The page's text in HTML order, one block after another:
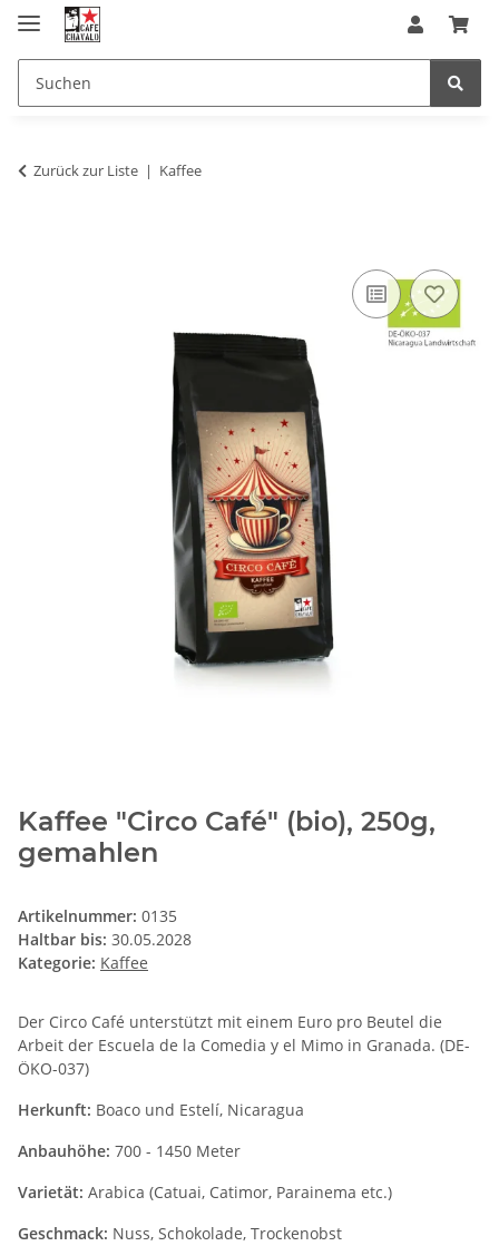
Zurück zur Liste Kaffee
Kaffee "Circo Café" (bio), 250g,
gemahlen
Artikelnummer: 0135
Haltbar bis: 30.05.2028
Kategorie: Kaffee
Der Circo Café unterstützt mit einem Euro pro Beutel die
Arbeit der Escuela de la Comedia y el Mimo in Granada. (DE-
ÖKO-037)
Herkunft: Boaco und Estelí, Nicaragua
Anbauhöhe: 700 - 1450 Meter
Varietät: Arabica (Catuai, Catimor, Parainema etc.)
Geschmack: Nuss, Schokolade, Trockenobst